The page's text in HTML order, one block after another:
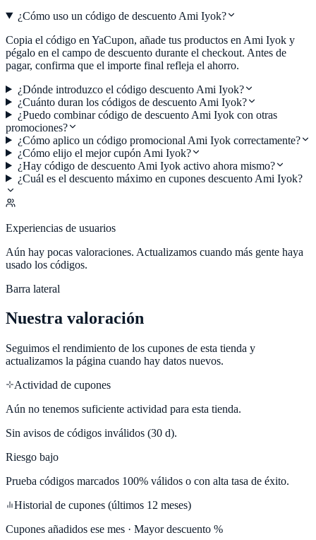
¿Cómo uso un código de descuento Ami Iyok?
Copia el código en YaCupon, añade tus productos en Ami Iyok y
pégalo en el campo de descuento durante el checkout. Antes de
pagar, confirma que el importe final refleja el ahorro.
¿Dónde introduzco el código descuento Ami Iyok?
¿Cuánto duran los códigos de descuento Ami Iyok?
¿Puedo combinar código de descuento Ami Iyok con otras
promociones?
¿Cómo aplico un código promocional Ami Iyok correctamente?
¿Cómo elijo el mejor cupón Ami Iyok?
¿Hay código de descuento Ami Iyok activo ahora mismo?
¿Cuál es el descuento máximo en cupones descuento Ami Iyok?
Experiencias de usuarios
Aún hay pocas valoraciones. Actualizamos cuando más gente haya
usado los códigos.
Barra lateral
Nuestra valoración
Seguimos el rendimiento de los cupones de esta tienda y
actualizamos la página cuando hay datos nuevos.
Actividad de cupones
Aún no tenemos suficiente actividad para esta tienda.
Sin avisos de códigos inválidos (30 d).
Riesgo bajo
Prueba códigos marcados 100% válidos o con alta tasa de éxito.
Historial de cupones (últimos 12 meses)
Cupones añadidos ese mes · Mayor descuento %